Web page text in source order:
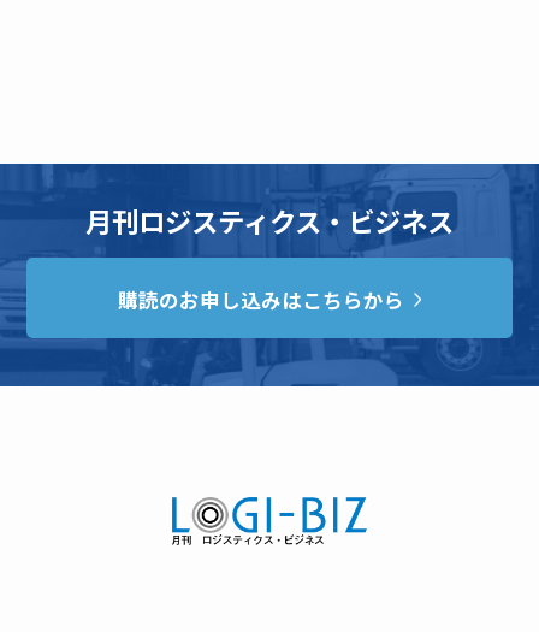
月刊ロジスティクス・ビジネス
購読のお申し込みはこちらから